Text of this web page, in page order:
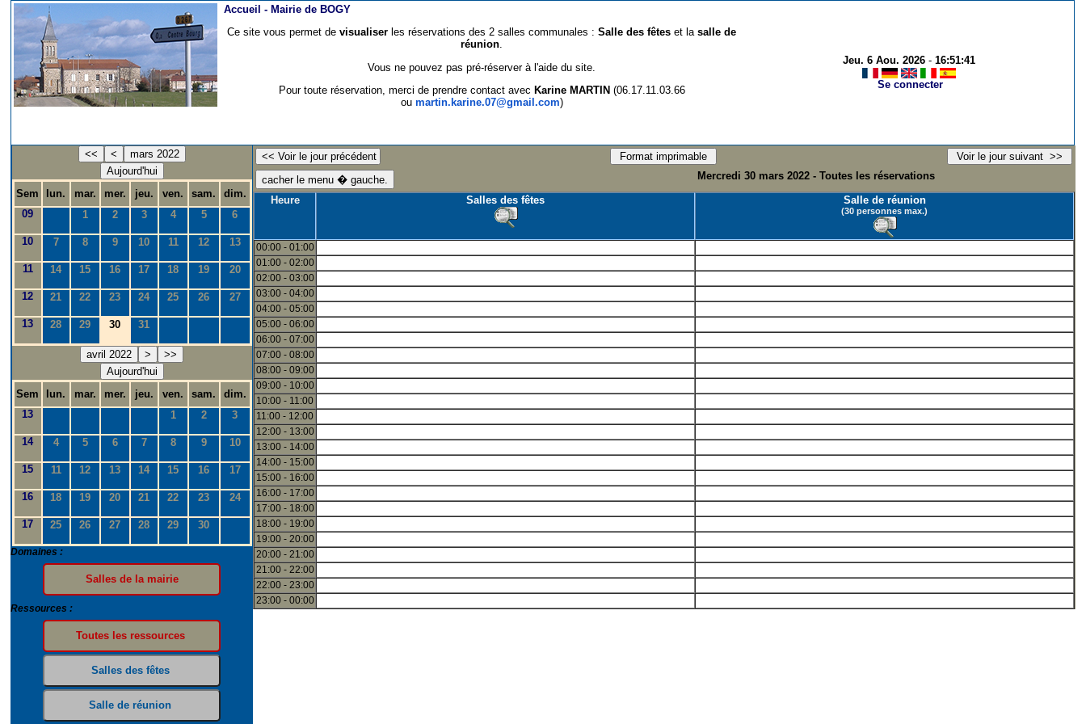
Accueil - Mairie de BOGY
Ce site vous permet devisualiser les réservations des 2 salles communales :Salle des fêtes et lasalle de
réunion.
Vous ne pouvez pas pré-réserver à l'aide du site.
Pour toute réservation, merci de prendre contact avec Karine MARTIN (06.17.11.03.66
ou martin.karine.07@gmail.com)
Jeu. 6 Aou. 2026- 16:51:41
Se connecter
<< <
mars 2022
Aujourd'hui
Sem
lun. mar. mer. jeu. ven. sam.
dim.
09
1 2 3 4 5 6
10 7 8 9 10 11 12 13
11 14 15 16 17 18 19 20
12 21 22 23 24 25 26 27
13 28 29 30 31
avril 2022 >
>>
Aujourd'hui
Sem
lun. mar. mer. jeu. ven. sam.
dim.
13
1 2 3
14 4 5 6 7 8 9 10
15 11 12 13 14 15 16 17
16 18 19 20 21 22 23 24
17 25 26 27 28 29 30
Domaines :
Ressources :
Mercredi 30 mars 2022 - Toutes les réservations
Heure
Salles des fêtes Salle de réunion
(30 personnes max.)
00:00 - 01:00
01:00 - 02:00
02:00 - 03:00
03:00 - 04:00
04:00 - 05:00
05:00 - 06:00
06:00 - 07:00
07:00 - 08:00
08:00 - 09:00
09:00 - 10:00
10:00 - 11:00
11:00 - 12:00
12:00 - 13:00
13:00 - 14:00
14:00 - 15:00
15:00 - 16:00
16:00 - 17:00
17:00 - 18:00
18:00 - 19:00
19:00 - 20:00
20:00 - 21:00
21:00 - 22:00
22:00 - 23:00
23:00 - 00:00